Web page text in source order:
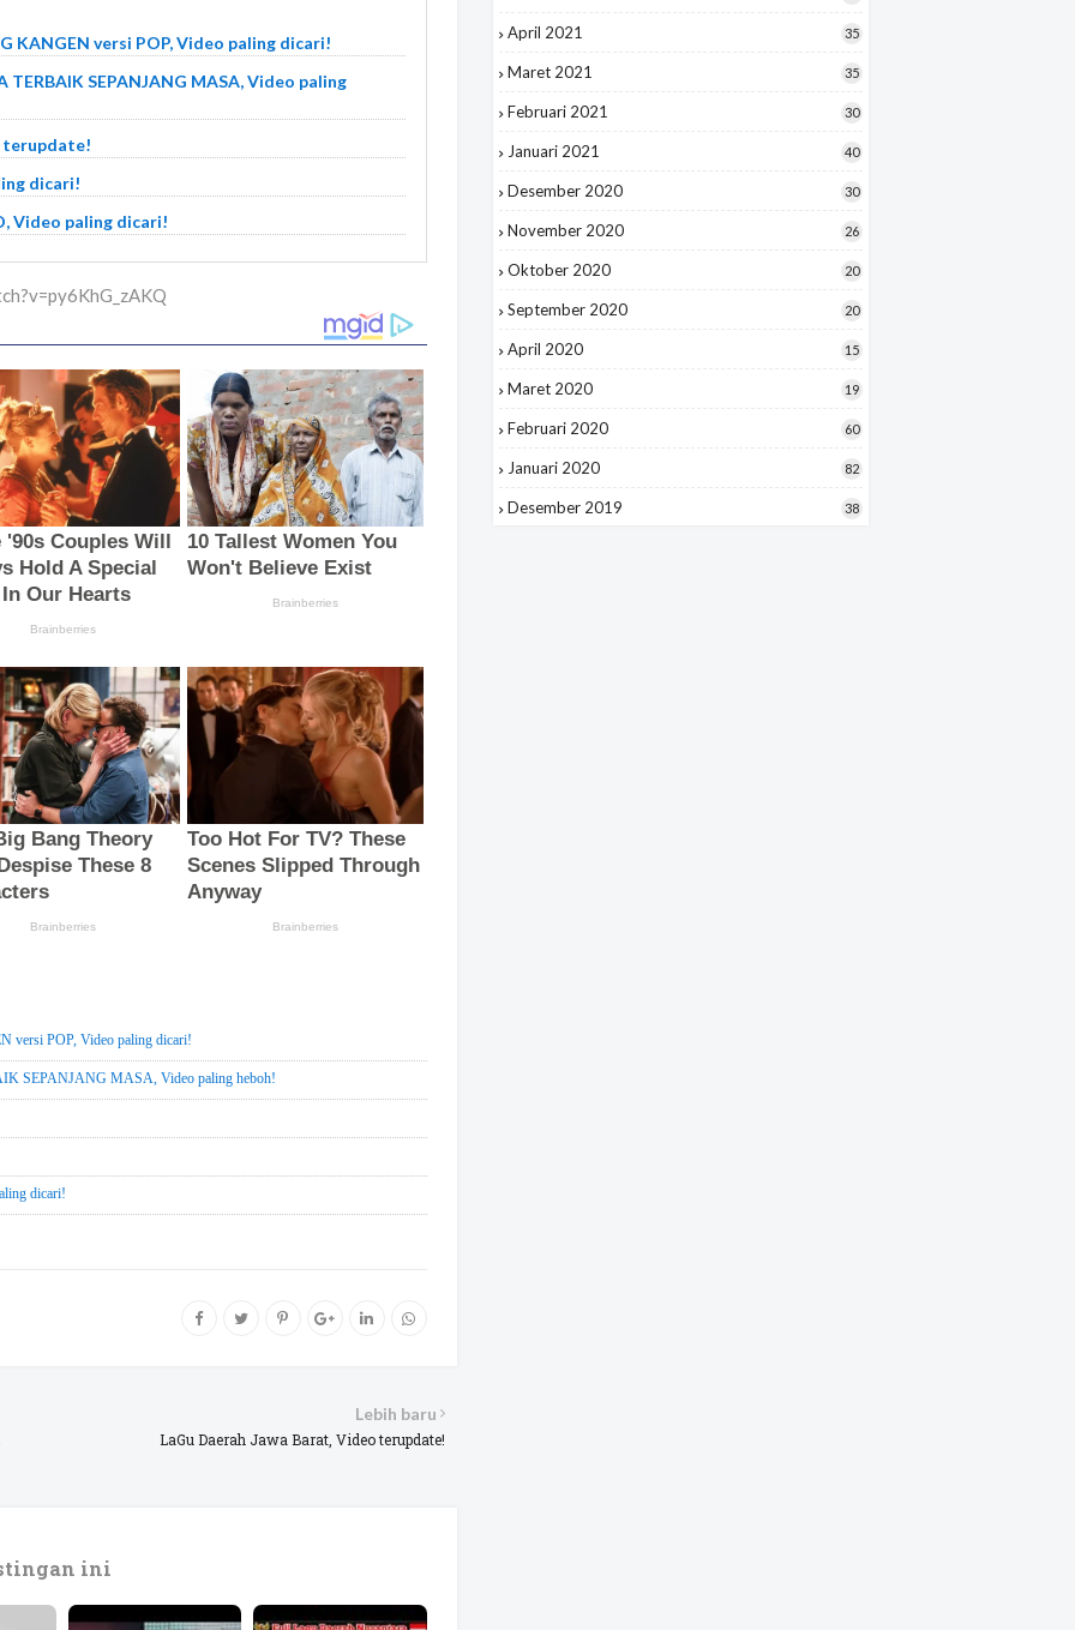
KANGEN versi POP, Video paling dicari!
TERBAIK SEPANJANG MASA, Video paling
terupdate!
dicari!
Video paling dicari!
POP, Video paling dicari!
SEPANJANG MASA, Video paling heboh!
dicari!
Lebih baru
LaGu Daerah Jawa Barat, Video terupdate!
ini
April 2021 35
Maret 2021 35
Februari 2021 30
Januari 2021 40
Desember 2020 30
November 2020 26
Oktober 2020 20
September 2020 20
April 2020 15
Maret 2020 19
Februari 2020 60
Januari 2020 82
Desember 2019 38